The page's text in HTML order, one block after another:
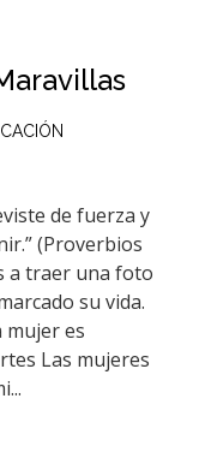
de fuerza y
(Proverbios
a traer una foto
su vida.
mujer es
Las mujeres